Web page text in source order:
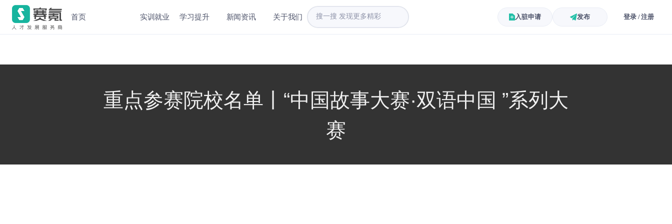
首页 实训就业 学习提升 新闻资讯 关于我们 入驻申请 发布 登录 / 注册
重点参赛院校名单丨“中国故事大赛·双语中国 ”系列大
赛